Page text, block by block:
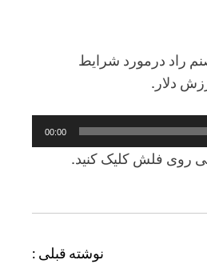
راد درمورد شرايط
دلار.
00:00
روی فلش کليک کنيد.
نوشته قبلی :